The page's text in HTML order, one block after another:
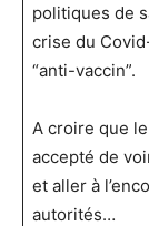
politiques de
crise du
“anti-vaccin”.
A croire que le
accepté de
et aller à
autorités…